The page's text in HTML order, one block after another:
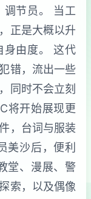
调节员。 当工
正是大概以升
身由度。 这代
错，流出一些
同时不会立刻
将开始展现更
，台词与服装
美沙后，便利
堂、漫展、警
索，以及偶像